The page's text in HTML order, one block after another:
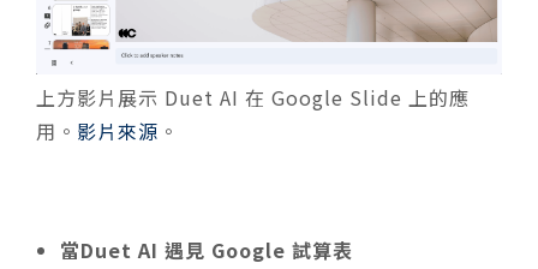
上方影片展示 Duet AI 在 Google Slide 上的應
用。 影片來源 。
當Duet AI 遇見 Google 試算表